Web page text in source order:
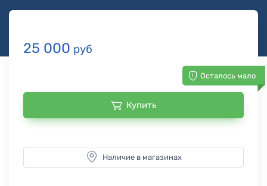
25 000 руб
Осталось мало
Купить
Наличие в магазинах